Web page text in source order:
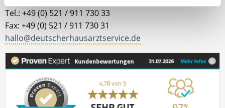
Tel.: +49 (0) 521 / 911 730 33
Fax: +49 (0) 521 / 911 730 31
hallo@deutscherhausarztservice.de